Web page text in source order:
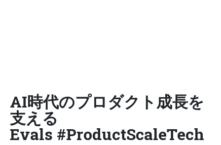
AI時代のプロダクト成長を
支える
Evals #ProductScaleTech